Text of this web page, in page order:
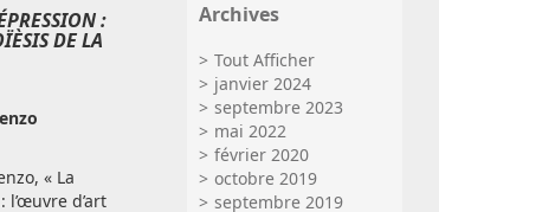
:
DE LA
« La
d’art
Archives
Tout Afficher
janvier 2024
septembre 2023
mai 2022
février 2020
octobre 2019
septembre 2019